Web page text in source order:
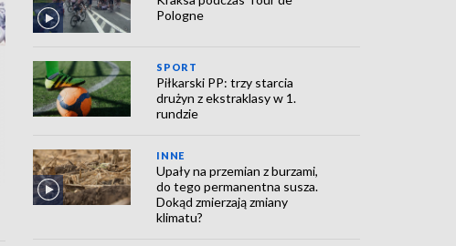
Pologne
SPORT
Piłkarski PP: trzy starcia
drużyn z ekstraklasy w 1.
rundzie
INNE
Upały na przemian z burzami,
do tego permanentna susza.
Dokąd zmierzają zmiany
klimatu?